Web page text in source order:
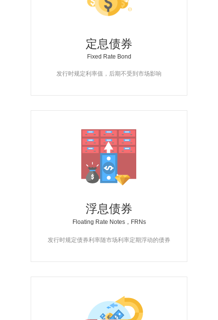
定息债券
Fixed Rate Bond
发行时规定利率值，后期不受到市场影响
浮息债券
Floating Rate Notes，FRNs
发行时规定债券利率随市场利率定期浮动的债券